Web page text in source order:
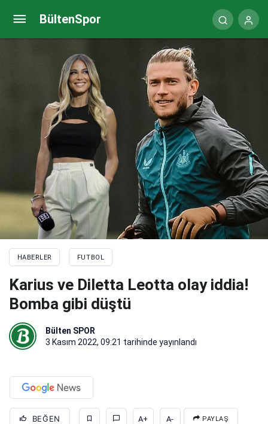
BültenSpor
HABERLER FUTBOL
Karius ve Diletta Leotta olay iddia!
Bomba gibi düştü
Bülten SPOR
3 Kasım 2022, 09:21 tarihinde yayınlandı
BEĞEN A+ A- PAYLAŞ
Karius, Leotta için öyle bir şey yaptı ki…